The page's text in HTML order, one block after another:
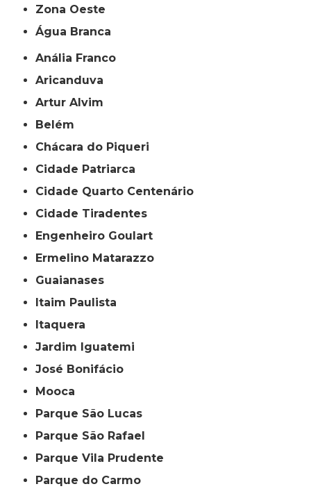
Zona Oeste
Água Branca
Anália Franco
Aricanduva
Artur Alvim
Belém
Chácara do Piqueri
Cidade Patriarca
Cidade Quarto Centenário
Cidade Tiradentes
Engenheiro Goulart
Ermelino Matarazzo
Guaianases
Itaim Paulista
Itaquera
Jardim Iguatemi
José Bonifácio
Mooca
Parque São Lucas
Parque São Rafael
Parque Vila Prudente
Parque do Carmo